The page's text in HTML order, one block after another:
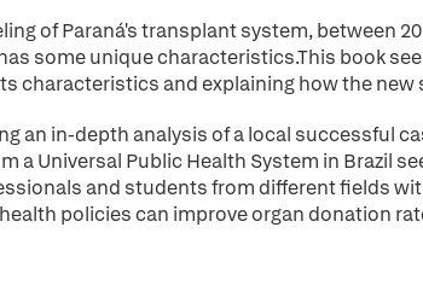
of Paraná's transplant system, between
some unique characteristics.This book
characteristics and explaining how the new
an in-depth analysis of a local successful
a Universal Public Health System in Brazil
and students from different fields
policies can improve organ donation